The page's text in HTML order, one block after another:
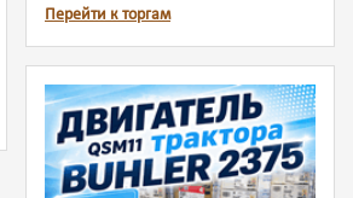
Перейти к торгам